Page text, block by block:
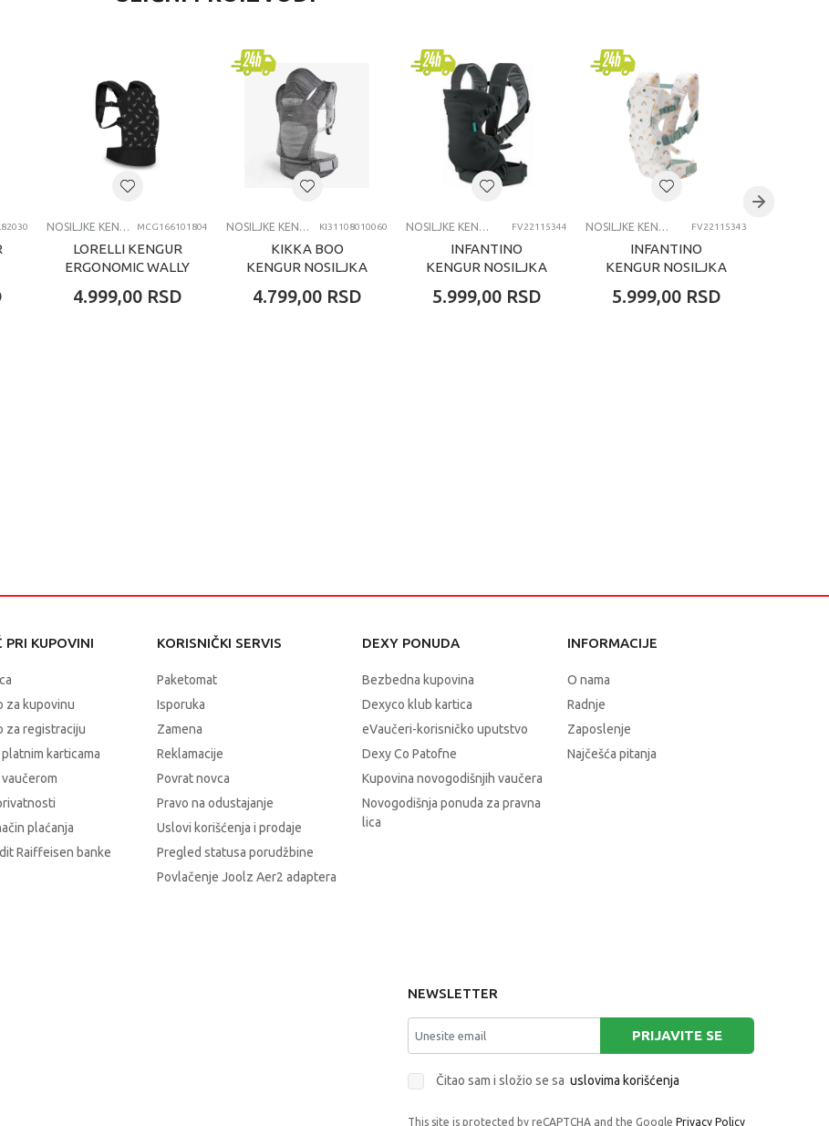
Nosiljke kengur
0+ meseci
NOSILJKE KENGUR
NOSILJKE KENGUR MCG166101804
LORELLI KENGUR
ERGONOMIC WALLY
4.999,00 RSD
NOSILJKE KENGUR KI31108010060
KIKKA BOO
KENGUR NOSILJKA
4.799,00 RSD
NOSILJKE KENGUR FV22115344
INFANTINO
KENGUR NOSILJKA
DENIM
5.999,00 RSD
NOSILJKE KENGUR FV22115343
INFANTINO
KENGUR NOSILJKA
5.999,00 RSD
PRI KUPOVINI
za kupovinu
za registraciju
karticama
plaćanja
Raiffeisen banke
KORISNIČKI SERVIS
Paketomat
Isporuka
Zamena
Reklamacije
Povrat novca
Pravo na odustajanje
Uslovi korišćenja i prodaje
Pregled statusa porudžbine
Povlačenje Joolz Aer2 adaptera
DEXY PONUDA
Bezbedna kupovina
Dexyco klub kartica
eVaučeri-korisničko uputstvo
Dexy Co Patofne
Kupovina novogodišnjih vaučera
Novogodišnja ponuda za pravna
lica
INFORMACIJE
O nama
Radnje
Zaposlenje
Najčešća pitanja
NEWSLETTER
PRIJAVITE SE
Čitao sam i složio se sa uslovima korišćenja
This site is protected by reCAPTCHA and the Google Privacy Policy